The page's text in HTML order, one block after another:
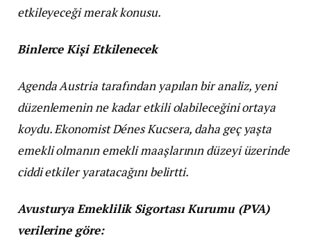
etkileyeceği merak konusu.
Binlerce Kişi Etkilenecek
Agenda Austria tarafından yapılan bir analiz, yeni
düzenlemenin ne kadar etkili olabileceğini ortaya
koydu. Ekonomist Dénes Kucsera, daha geç yaşta
emekli olmanın emekli maaşlarının düzeyi üzerinde
ciddi etkiler yaratacağını belirtti.
Avusturya Emeklilik Sigortası Kurumu (PVA)
verilerine göre: